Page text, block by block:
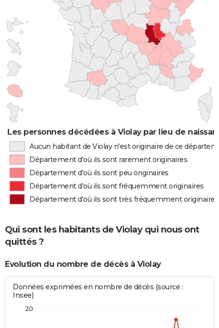
Les personnes décédées à Violay par lieu de
Aucun habitant de Violay n'est originaire de ce
Département d'où ils sont rarement originaires
Département d'où ils sont peu originaires
Département d'où ils sont fréquemment originaires
Département d'où ils sont très fréquemment originaires
Qui sont les habitants de Violay qui nous ont
quittés ?
Evolution du nombre de décès à Violay
Données exprimées en nombre de décès (source :
Insee)
20